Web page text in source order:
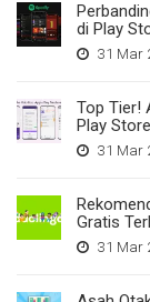
di Play
31 Mar
Top Tier!
Play
31 Mar
Gratis
31 Mar